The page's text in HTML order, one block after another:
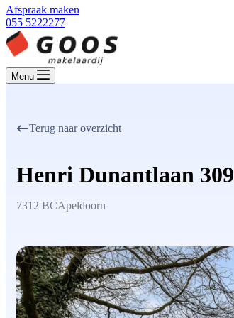
Afspraak maken
055 5222277
Menu
Terug naar overzicht
Henri Dunantlaan 309
7312 BCApeldoorn